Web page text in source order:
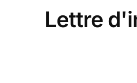
Lettre